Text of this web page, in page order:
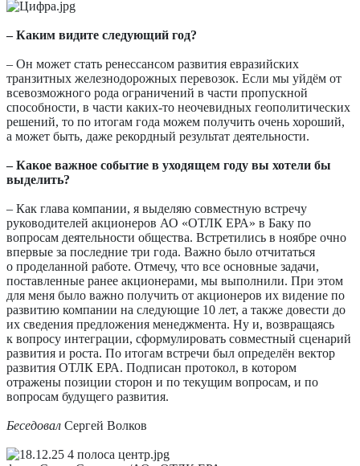
– Каким видите следующий год?
– Он может стать ренессансом развития евразийских
транзитных железнодорожных перевозок. Если мы уйдём от
всевозможного рода ограничений в части пропускной
способности, в части каких-то неочевидных геополитических
решений, то по итогам года можем получить очень хороший,
а может быть, даже рекордный результат деятельности.
– Какое важное событие в уходящем году вы хотели бы
выделить?
– Как глава компании, я выделяю совместную встречу
руководителей акционеров АО «ОТЛК ЕРА» в Баку по
вопросам деятельности общества. Встретились в ноябре очно
впервые за последние три года. Важно было отчитаться
о проделанной работе. Отмечу, что все основные задачи,
поставленные ранее акционерами, мы выполнили. При этом
для меня было важно получить от акционеров их видение по
развитию компании на следующие 10 лет, а также довести до
их сведения предложения менеджмента. Ну и, возвращаясь
к вопросу интеграции, сформулировать совместный сценарий
развития и роста. По итогам встречи был определён вектор
развития ОТЛК ЕРА. Подписан протокол, в котором
отражены позиции сторон и по текущим вопросам, и по
вопросам будущего развития.
Беседовал Сергей Волков